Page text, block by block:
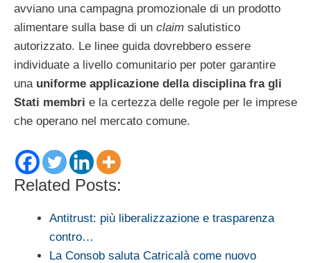
avviano una campagna promozionale di un prodotto
alimentare sulla base di un claim salutistico
autorizzato. Le linee guida dovrebbero essere
individuate a livello comunitario per poter garantire
una uniforme applicazione della disciplina fra gli
Stati membri e la certezza delle regole per le imprese
che operano nel mercato comune.
Related Posts:
Antitrust: più liberalizzazione e trasparenza
contro…
La Consob saluta Catricalà come nuovo